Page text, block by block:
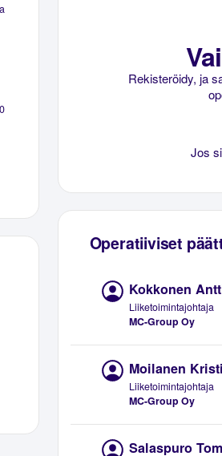
Rekisteröidy, ja
Jos
Operatiiviset
Kokkonen
Liiketoimintajohtaja
MC-Group Oy
Moilanen
Liiketoimintajohtaja
MC-Group Oy
Salaspuro